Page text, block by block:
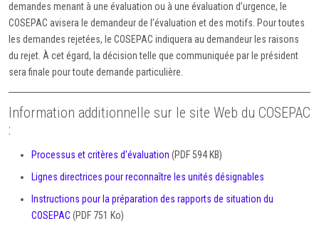
demandes menant à une évaluation ou à une évaluation d’urgence, le
COSEPAC avisera le demandeur de l’évaluation et des motifs. Pour toutes
les demandes rejetées, le COSEPAC indiquera au demandeur les raisons
du rejet. À cet égard, la décision telle que communiquée par le président
sera finale pour toute demande particulière.
Information additionnelle sur le site Web du COSEPAC
:
Processus et critères d'évaluation (PDF 594 KB)
Lignes directrices pour reconnaître les unités désignables
Instructions pour la préparation des rapports de situation du
COSEPAC (PDF 751 Ko)